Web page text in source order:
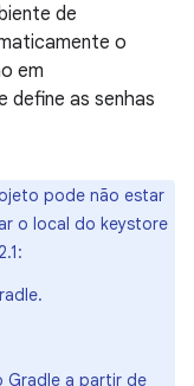
de
o
em
define as senhas
pode não estar
o local do keystore
Gradle a partir de